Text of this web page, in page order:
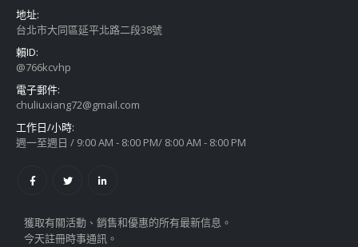
地址:
台北市大同區延平北路二段38號
賴ID:
@766kcvhp
電子郵件:
chuliuxiang72@gmail.com
工作日/小時:
週一至週日 / 9:00 AM - 8:00 PM/ 8:00 AM - 8:00 PM
獲取有關活動、銷售和優惠的所有最新信息。
今天註冊時事通訊。